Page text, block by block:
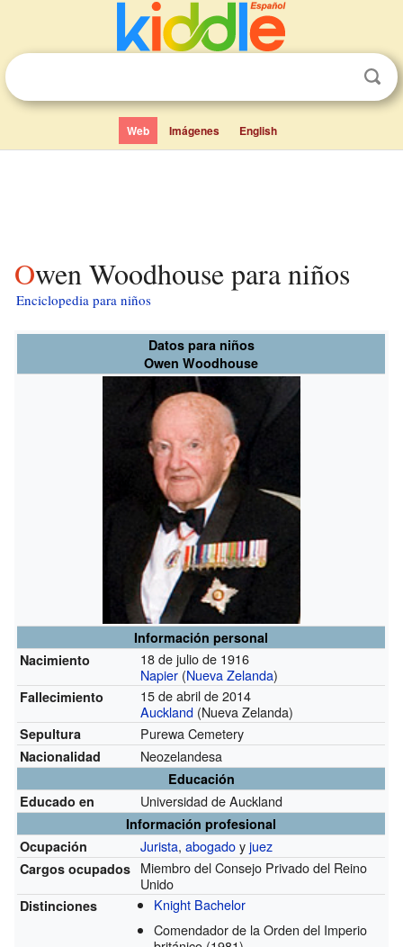
Web Imágenes English
Owen Woodhouse para niños
Enciclopedia para niños
Datos para niños
Owen Woodhouse
Información personal
Nacimiento
18 de julio de 1916
Napier (Nueva Zelanda)
Fallecimiento
15 de abril de 2014
Auckland (Nueva Zelanda)
Sepultura Purewa Cemetery
Nacionalidad Neozelandesa
Educación
Educado en
Universidad de Auckland
Información profesional
Ocupación
Jurista,abogadoyjuez
Cargos ocupados Miembro del Consejo Privado del Reino
Unido
Distinciones
Knight Bachelor
Comendador de la Orden del Imperio